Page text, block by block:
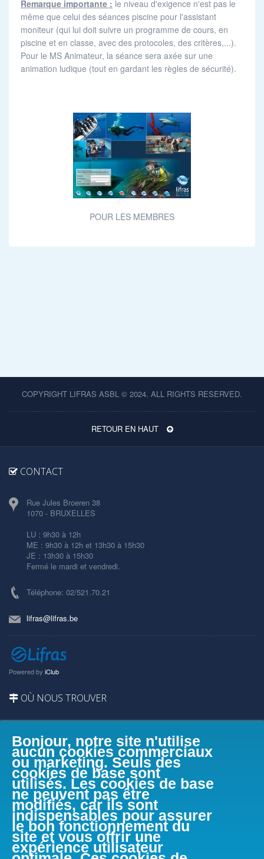
Bonjour, notre site n'utilise
aucun cookies commerciaux
ou marketing. Seuls des
cookies de base sont
utilisés. Les cookies de base
ne peuvent pas être
modifiés, car ils sont
indispensables pour assurer
le bon fonctionnement du
site et vous offrir une
expérience utilisateur
Remarque importante : le niveau d'exigence n'est pas le
même que celui des séances piscine pour l'assistant
moniteur (qui lui doit suivre un programme de cours, en
piscine et en classe, avec des protocoles, des critères,...).
Pour le MS Animateur, la séance sera axée sur une
animation ludique (tout en gardant les règles de sécurité).
POUR LES MEMBRES
COPYRIGHT LIFRAS ASBL © 2024. ALL RIGHTS RESERVED.
RETOUR EN HAUT
CONTACT
Rue Jules Broeren 38
1070 - BRUXELLES
LU : 9h30 à 12h
ME : 9h30 à 12h et 13h30 à 15h30
JE : 13h30 à 15h30
Fermé le mardi et vendredi.
Téléphone: 02/521.70.21
lifras@lifras.be
Powered by iClub
OÙ NOUS TROUVER